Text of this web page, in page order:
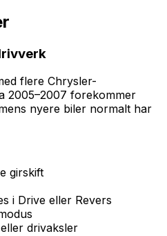
flere Chrysler-
2005–2007 forekommer
nyere biler normalt har
girskift
i Drive eller Revers
drivaksler